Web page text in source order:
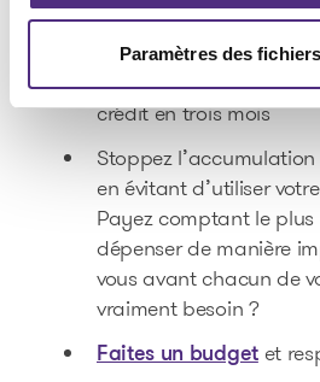
Paramètres des
Fixez-vous des objectifs clairs
Réduisez de 500 $
crédit en trois mois
Stoppez
en évitant d’utiliser
Payez comptant le
dépenser de manière
vous avant chacun de
vraiment besoin ?
Faites un budgetet